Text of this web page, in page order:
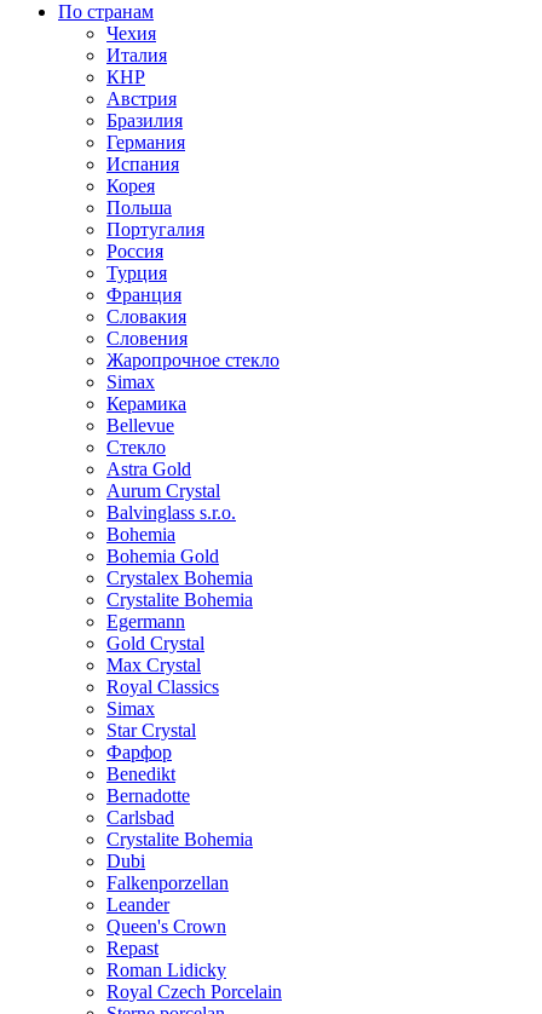
По странам
Чехия
Италия
КНР
Австрия
Бразилия
Германия
Испания
Корея
Польша
Португалия
Россия
Турция
Франция
Словакия
Словения
Жаропрочное стекло
Simax
Керамика
Bellevue
Стекло
Astra Gold
Aurum Crystal
Balvinglass s.r.o.
Bohemia
Bohemia Gold
Crystalex Bohemia
Crystalite Bohemia
Egermann
Gold Crystal
Max Crystal
Royal Classics
Simax
Star Crystal
Фарфор
Benedikt
Bernadotte
Carlsbad
Crystalite Bohemia
Dubi
Falkenporzellan
Leander
Queen's Crown
Repast
Roman Lidicky
Royal Czech Porcelain